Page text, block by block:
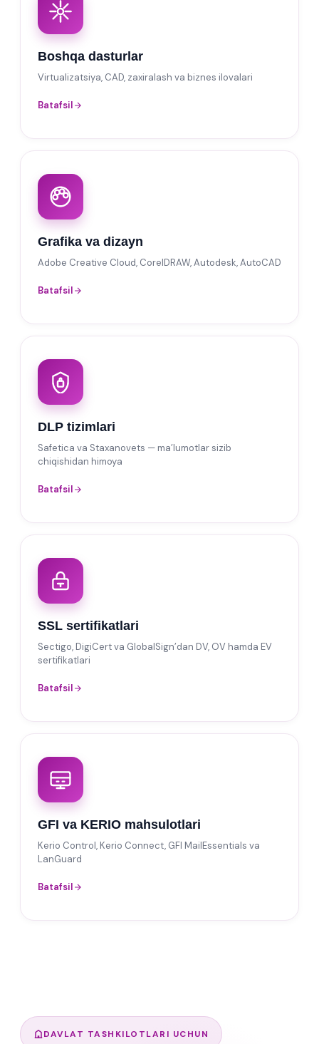
Boshqa dasturlar
Virtualizatsiya, CAD, zaxiralash va biznes ilovalari
Batafsil
Grafika va dizayn
Adobe Creative Cloud, CorelDRAW, Autodesk, AutoCAD
Batafsil
DLP tizimlari
Safetica va Staxanovets — ma’lumotlar sizib
chiqishidan himoya
Batafsil
SSL sertifikatlari
Sectigo, DigiCert va GlobalSign’dan DV, OV hamda EV
sertifikatlari
Batafsil
GFI va KERIO mahsulotlari
Kerio Control, Kerio Connect, GFI MailEssentials va
LanGuard
Batafsil
DAVLAT TASHKILOTLARI UCHUN